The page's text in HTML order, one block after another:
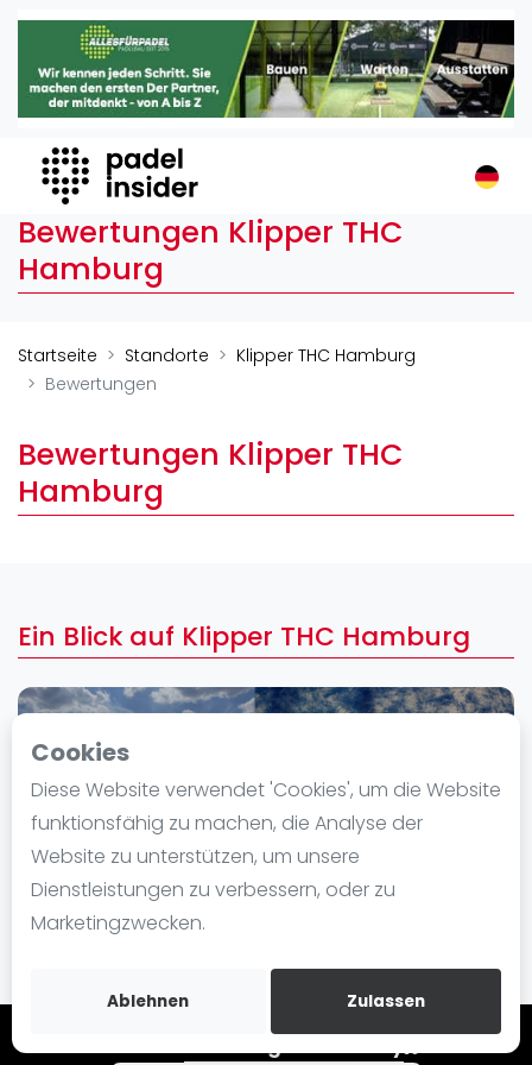
Cookies
Diese Website verwendet 'Cookies', um die Website
funktionsfähig zu machen, die Analyse der
Website zu unterstützen, um unsere
Dienstleistungen zu verbessern, oder zu
Marketingzwecken.
Ablehnen Zulassen
Padel Insider
Home
Organisationen
Buchungssysteme
Padel-Shops
Padel-Marken
Verschiedenes
Veranstaltungen
Turniere
International
Playtomic
Frauen
FIP Frauen
Blog
Die Geschichte von Padel
Regeln und Punktzählung
Padel Schläge
Video
Bewertungen Klipper THC
Hamburg
Startseite Standorte
Klipper THC Hamburg
Bewertungen
Bewertungen Klipper THC
Hamburg
Ein Blick auf Klipper THC Hamburg
Join deHamburg community